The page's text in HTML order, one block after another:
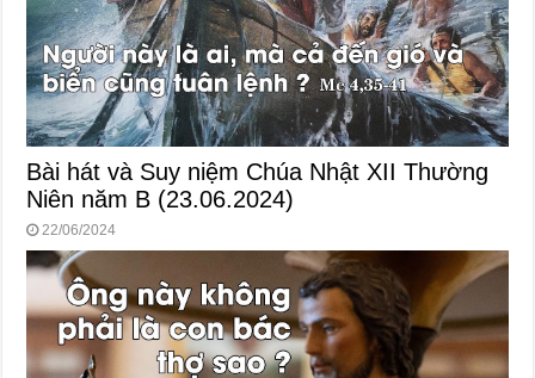
Bài hát và Suy niệm Chúa Nhật XII Thường
Niên năm B (23.06.2024)
22/06/2024